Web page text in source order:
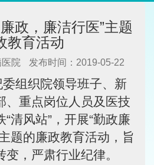
政，廉洁行医”主题
教育活动
院 发布时间：2019-05-22
组织院领导班子、新
、重点岗位人员及医技
清风站”，开展“勤政廉
题的廉政教育活动，旨
，严肃行业纪律。